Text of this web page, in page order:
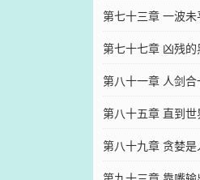
第七十三章 一波
第七十七章 凶残的
第八十一章 人剑合
第八十五章 直到
第八十九章 贪婪